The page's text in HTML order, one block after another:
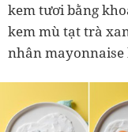
kem tươi bằng
kem mù tạt trà
nhân mayonnaise